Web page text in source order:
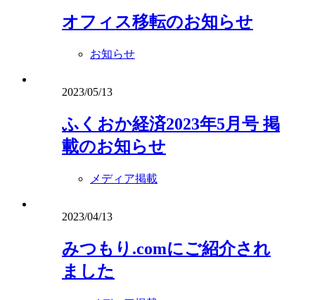
オフィス移転のお知らせ
お知らせ
2023/05/13
ふくおか経済2023年5月号 掲
載のお知らせ
メディア掲載
2023/04/13
みつもり.comにご紹介され
ました